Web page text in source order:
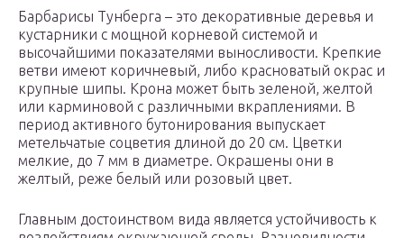
Барбарисы Тунберга – это декоративные деревья и
кустарники с мощной корневой системой и
высочайшими показателями выносливости. Крепкие
ветви имеют коричневый, либо красноватый окрас и
крупные шипы. Крона может быть зеленой, желтой
или карминовой с различными вкраплениями. В
период активного бутонирования выпускает
метельчатые соцветия длиной до 20 см. Цветки
мелкие, до 7 мм в диаметре. Окрашены они в
желтый, реже белый или розовый цвет.
Главным достоинством вида является устойчивость к